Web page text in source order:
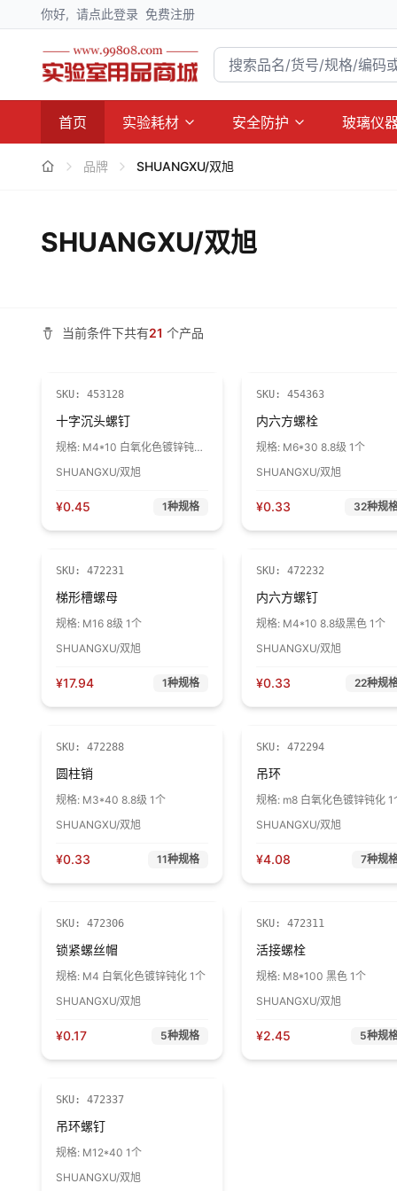
你好, 请点此登录 免费注册
首页 实验耗材 安全防护 玻璃仪
品牌 SHUANGXU/双旭
SHUANGXU/双旭
当前条件下共有21 个产品
SKU: 453128
十字沉头螺钉
规格: M4*10 白氧化色镀锌钝化
SHUANGXU/双旭
¥0.45 1种规格
SKU: 454363
内六方螺栓
规格: M6*30 8.8级 1个
SHUANGXU/双旭
¥0.33 32种规
SKU: 472231
梯形槽螺母
规格: M16 8级 1个
SHUANGXU/双旭
¥17.94 1种规格
SKU: 472232
内六方螺钉
规格: M4*10 8.8级黑色 1个
SHUANGXU/双旭
¥0.33 22种规
SKU: 472288
圆柱销
规格: M3*40 8.8级 1个
SHUANGXU/双旭
¥0.33 11种规格
SKU: 472294
吊环
规格: m8 白氧化色镀锌钝化 1
SHUANGXU/双旭
¥4.08 7种规
SKU: 472306
锁紧螺丝帽
规格: M4 白氧化色镀锌钝化 1个
SHUANGXU/双旭
¥0.17 5种规格
SKU: 472311
活接螺栓
规格: M8*100 黑色 1个
SHUANGXU/双旭
¥2.45 5种规
SKU: 472337
吊环螺钉
规格: M12*40 1个
SHUANGXU/双旭